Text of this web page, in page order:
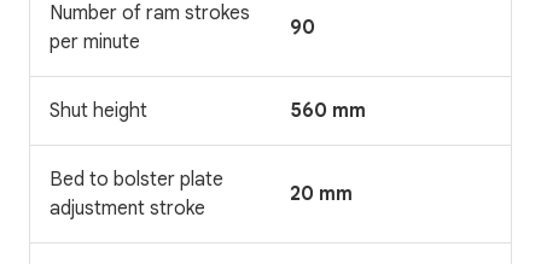
Number of ram strokes
per minute
90
Shut height 560 mm
Bed to bolster plate
adjustment stroke
20 mm